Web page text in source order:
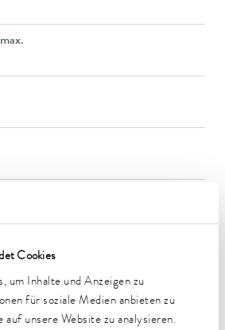
Cookies
um Inhalte und Anzeigen zu
für soziale Medien anbieten zu
auf unsere Website zu analysieren.